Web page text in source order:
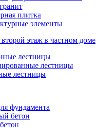
плитка
элементы
этаж в частном доме
лестницы
лестницы
лестницы
фундамента
бетон